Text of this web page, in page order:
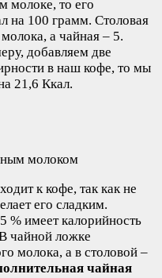
молоке, то его
на 100 грамм. Столовая
а чайная – 5.
добавляем две
в наш кофе, то мы
21,6 Ккал.
к кофе, так как не
его сладким.
% имеет калорийность
чайной ложке
молока, а в столовой –
чайная